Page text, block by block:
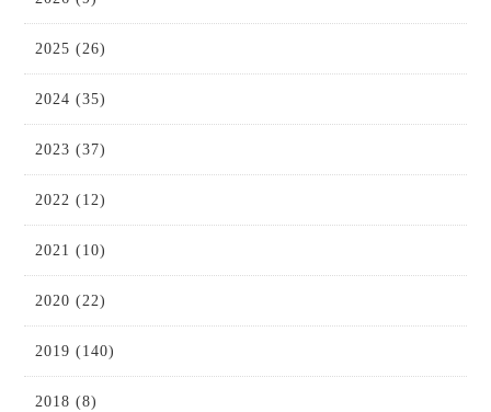
2025 (26)
2024 (35)
2023 (37)
2022 (12)
2021 (10)
2020 (22)
2019 (140)
2018 (8)